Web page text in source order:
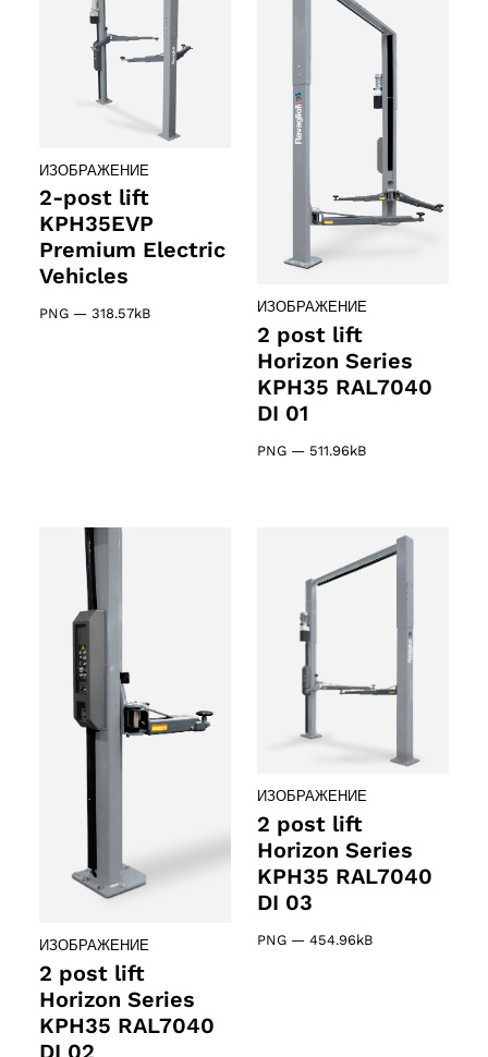
ИЗОБРАЖЕНИЕ
2-post lift
KPH35EVP
Premium Electric
Vehicles
PNG — 318.57kB ИЗОБРАЖЕНИЕ
2 post lift
Horizon Series
KPH35 RAL7040
DI 01
PNG — 511.96kB
ИЗОБРАЖЕНИЕ
2 post lift
Horizon Series
KPH35 RAL7040
DI 02
ИЗОБРАЖЕНИЕ
2 post lift
Horizon Series
KPH35 RAL7040
DI 03
PNG — 454.96kB